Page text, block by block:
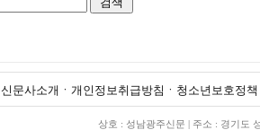
신문사소개 ㆍ 개인정보취급방침 ㆍ 청소년보호정책
상호 : 성남광주신문 | 주소 : 경기도